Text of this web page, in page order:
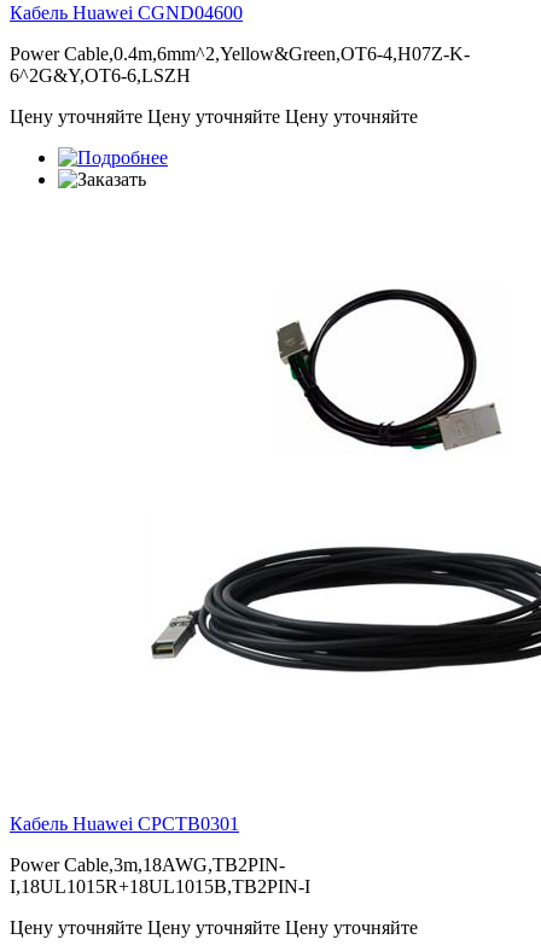
Кабель Huawei CGND04600
Power Cable,0.4m,6mm^2,Yellow&Green,OT6-4,H07Z-K-
6^2G&Y,OT6-6,LSZH
Цену уточняйте Цену уточняйте Цену уточняйте
Кабель Huawei CPCTB0301
Power Cable,3m,18AWG,TB2PIN-
I,18UL1015R+18UL1015B,TB2PIN-I
Цену уточняйте Цену уточняйте Цену уточняйте